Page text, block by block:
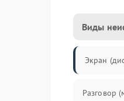
Виды
Экран
Разговор